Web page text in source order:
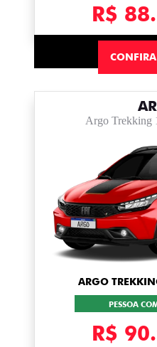
R$
Argo Trekking
ARGO
PESSOA
R$